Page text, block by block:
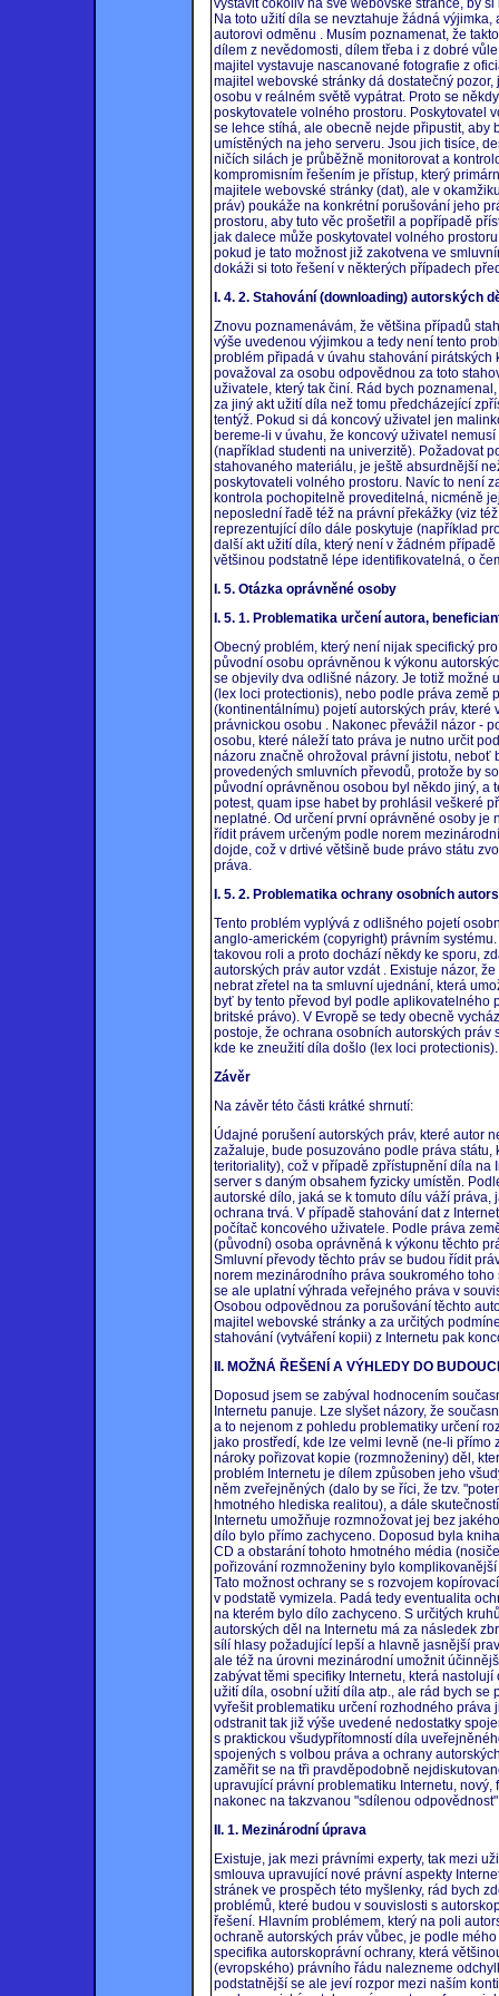
vystavit cokoliv na své webovské stránce, by
Na toto užití díla se nevztahuje žádná
autorovi odměnu . Musím poznamenat, že
dílem z nevědomosti, dílem třeba i z dobré
majitel vystavuje nascanované fotografie z
majitel webovské stránky dá dostatečný
osobu v reálném světě vypátrat. Proto se
poskytovatele volného prostoru. Poskytovatel
se lehce stíhá, ale obecně nejde připustit, aby
umístěných na jeho serveru. Jsou jich tisíce,
ničích silách je průběžně monitorovat a
kompromisním řešením je přístup, který
majitele webovské stránky (dat), ale v
práv) poukáže na konkrétní porušování jeho
prostoru, aby tuto věc prošetřil a popřípadě
jak dalece může poskytovatel volného
pokud je tato možnost již zakotvena ve
dokáži si toto řešení v některých případech
I. 4. 2. Stahování (downloading) autorských
Znovu poznamenávám, že většina případů
výše uvedenou výjimkou a tedy není tento
problém připadá v úvahu stahování
považoval za osobu odpovědnou za toto
uživatele, který tak činí. Rád bych
za jiný akt užití díla než tomu předcházející
tentýž. Pokud si dá koncový uživatel jen
bereme-li v úvahu, že koncový uživatel
(například studenti na univerzitě). Požadovat
stahovaného materiálu, je ještě absurdnější
poskytovateli volného prostoru. Navíc to není
kontrola pochopitelně proveditelná, nicméně
neposlední řadě též na právní překážky (viz
reprezentující dílo dále poskytuje (například
další akt užití díla, který není v žádném
většinou podstatně lépe identifikovatelná, o
I. 5. Otázka oprávněné osoby
I. 5. 1. Problematika určení autora,
Obecný problém, který není nijak specifický
původní osobu oprávněnou k výkonu
se objevily dva odlišné názory. Je totiž možné
(lex loci protectionis), nebo podle práva země
(kontinentálnímu) pojetí autorských práv,
právnickou osobu . Nakonec převážil názor -
osobu, které náleží tato práva je nutno určit
názoru značně ohrožoval právní jistotu, neboť
provedených smluvních převodů, protože by
původní oprávněnou osobou byl někdo jiný, a
potest, quam ipse habet by prohlásil veškeré
neplatné. Od určení první oprávněné osoby je
řídit právem určeným podle norem
dojde, což v drtivé většině bude právo státu
práva.
I. 5. 2. Problematika ochrany osobních
Tento problém vyplývá z odlišného pojetí
anglo-americkém (copyright) právním
takovou roli a proto dochází někdy ke sporu,
autorských práv autor vzdát . Existuje názor,
nebrat zřetel na ta smluvní ujednání, která
byť by tento převod byl podle aplikovatelného
britské právo). V Evropě se tedy obecně
postoje, že ochrana osobních autorských
kde ke zneužití díla došlo (lex loci protectionis).
Závěr
Na závěr této části krátké shrnutí:
Údajné porušení autorských práv, které autor
zažaluje, bude posuzováno podle práva
teritoriality), což v případě zpřístupnění díla
server s daným obsahem fyzicky umístěn.
autorské dílo, jaká se k tomuto dílu váží
ochrana trvá. V případě stahování dat z
počítač koncového uživatele. Podle práva
(původní) osoba oprávněná k výkonu těchto
Smluvní převody těchto práv se budou řídit
norem mezinárodního práva soukromého
se ale uplatní výhrada veřejného práva v
Osobou odpovědnou za porušování těchto
majitel webovské stránky a za určitých
stahování (vytváření kopii) z Internetu pak
II. MOŽNÁ ŘEŠENÍ A VÝHLEDY DO
Doposud jsem se zabýval hodnocením
Internetu panuje. Lze slyšet názory, že
a to nejenom z pohledu problematiky určení
jako prostředí, kde lze velmi levně (ne-li
nároky pořizovat kopie (rozmnoženiny) děl,
problém Internetu je dílem způsoben jeho
něm zveřejněných (dalo by se říci, že tzv.
hmotného hlediska realitou), a dále
Internetu umožňuje rozmnožovat jej bez
dílo bylo přímo zachyceno. Doposud byla
CD a obstarání tohoto hmotného média
pořizování rozmnoženiny bylo
Tato možnost ochrany se s rozvojem
v podstatě vymizela. Padá tedy eventualita
na kterém bylo dílo zachyceno. S určitých
autorských děl na Internetu má za následek
sílí hlasy požadující lepší a hlavně jasnější
ale též na úrovni mezinárodní umožnit
zabývat těmi specifiky Internetu, která
užití díla, osobní užití díla atp., ale rád bych
vyřešit problematiku určení rozhodného práva
odstranit tak již výše uvedené nedostatky
s praktickou všudypřítomností díla
spojených s volbou práva a ochrany
zaměřit se na tři pravděpodobně
upravující právní problematiku Internetu,
nakonec na takzvanou "sdílenou
II. 1. Mezinárodní úprava
Existuje, jak mezi právními experty, tak mezi
smlouva upravující nové právní aspekty
stránek ve prospěch této myšlenky, rád bych
problémů, které budou v souvislosti s
řešení. Hlavním problémem, který na poli
ochraně autorských práv vůbec, je podle
specifika autorskoprávní ochrany, která
(evropského) právního řádu nalezneme
podstatnější se ale jeví rozpor mezi naším